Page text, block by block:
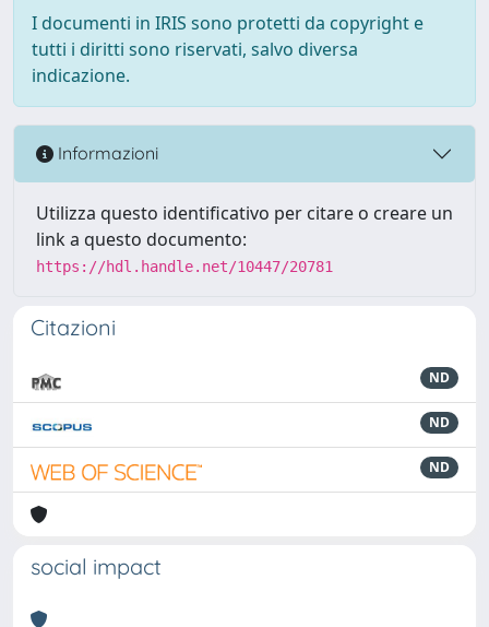
I documenti in IRIS sono protetti da copyright e
tutti i diritti sono riservati, salvo diversa
indicazione.
Informazioni
Utilizza questo identificativo per citare o creare un
link a questo documento:
https://hdl.handle.net/10447/20781
Citazioni
ND
ND
ND
social impact